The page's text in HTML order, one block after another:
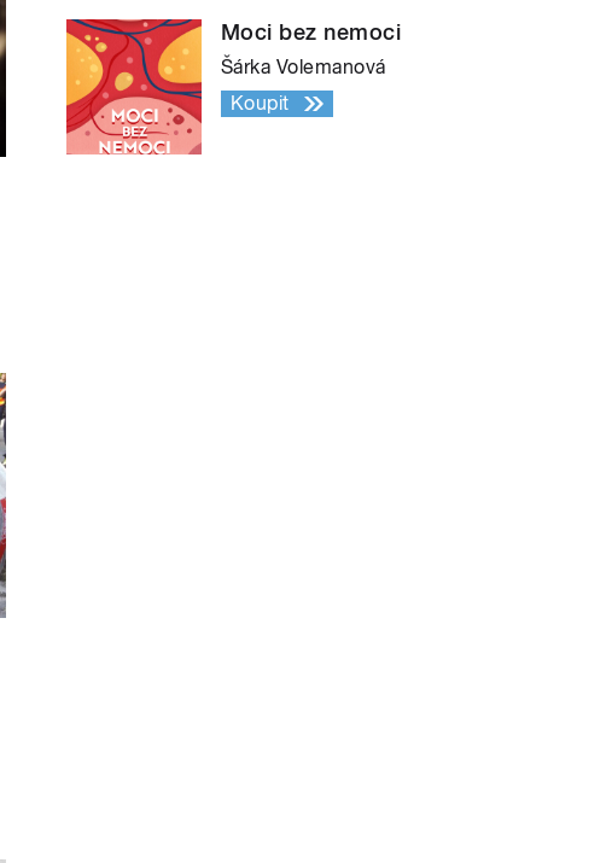
Moci bez nemoci
Šárka Volemanová
Koupit